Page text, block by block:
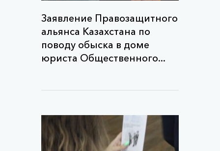
Заявление Правозащитного
альянса Казахстана по
поводу обыска в доме
юриста Общественного...